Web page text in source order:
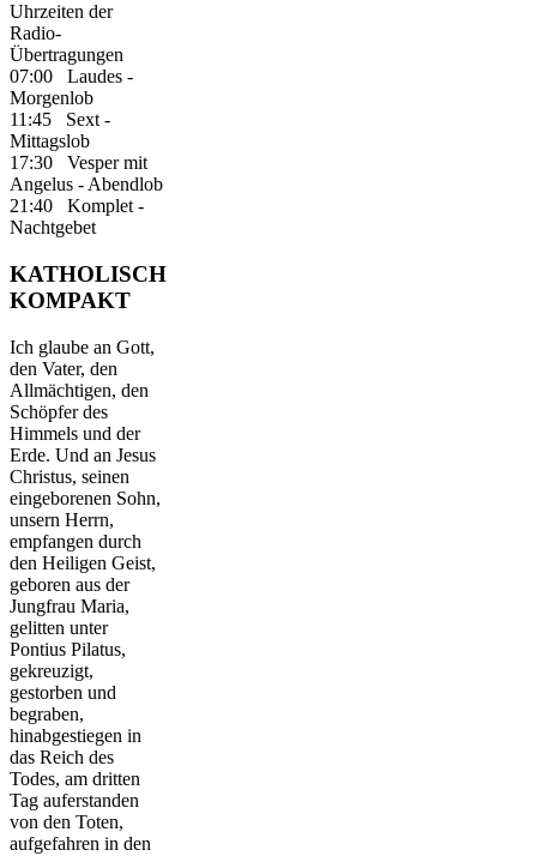
Uhrzeiten der
Radio-
Übertragungen
07:00 Laudes -
Morgenlob
11:45 Sext -
Mittagslob
17:30 Vesper mit
Angelus - Abendlob
21:40 Komplet -
Nachtgebet
KATHOLISCH
KOMPAKT
Ich glaube an Gott,
den Vater, den
Allmächtigen, den
Schöpfer des
Himmels und der
Erde. Und an Jesus
Christus, seinen
eingeborenen Sohn,
unsern Herrn,
empfangen durch
den Heiligen Geist,
geboren aus der
Jungfrau Maria,
gelitten unter
Pontius Pilatus,
gekreuzigt,
gestorben und
begraben,
hinabgestiegen in
das Reich des
Todes, am dritten
Tag auferstanden
von den Toten,
aufgefahren in den